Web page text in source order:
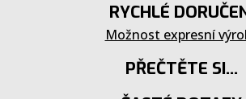
RYCHLÉ
Možnost expresní
PŘEČTĚTE SI...